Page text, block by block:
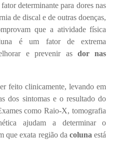
determinante para dores nas
de discal e de outras doenças,
que a atividade física
é um fator de extrema
e prevenir asdor nas
feito clinicamente, levando em
dos sintomas e o resultado do
como Raio-X, tomografia
ajudam a determinar o
que exata região dacoluna está